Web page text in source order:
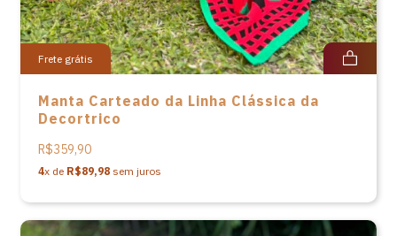
Frete grátis
Manta Carteado da Linha Clássica da
Decortrico
R$359,90
4x de R$89,98 sem juros